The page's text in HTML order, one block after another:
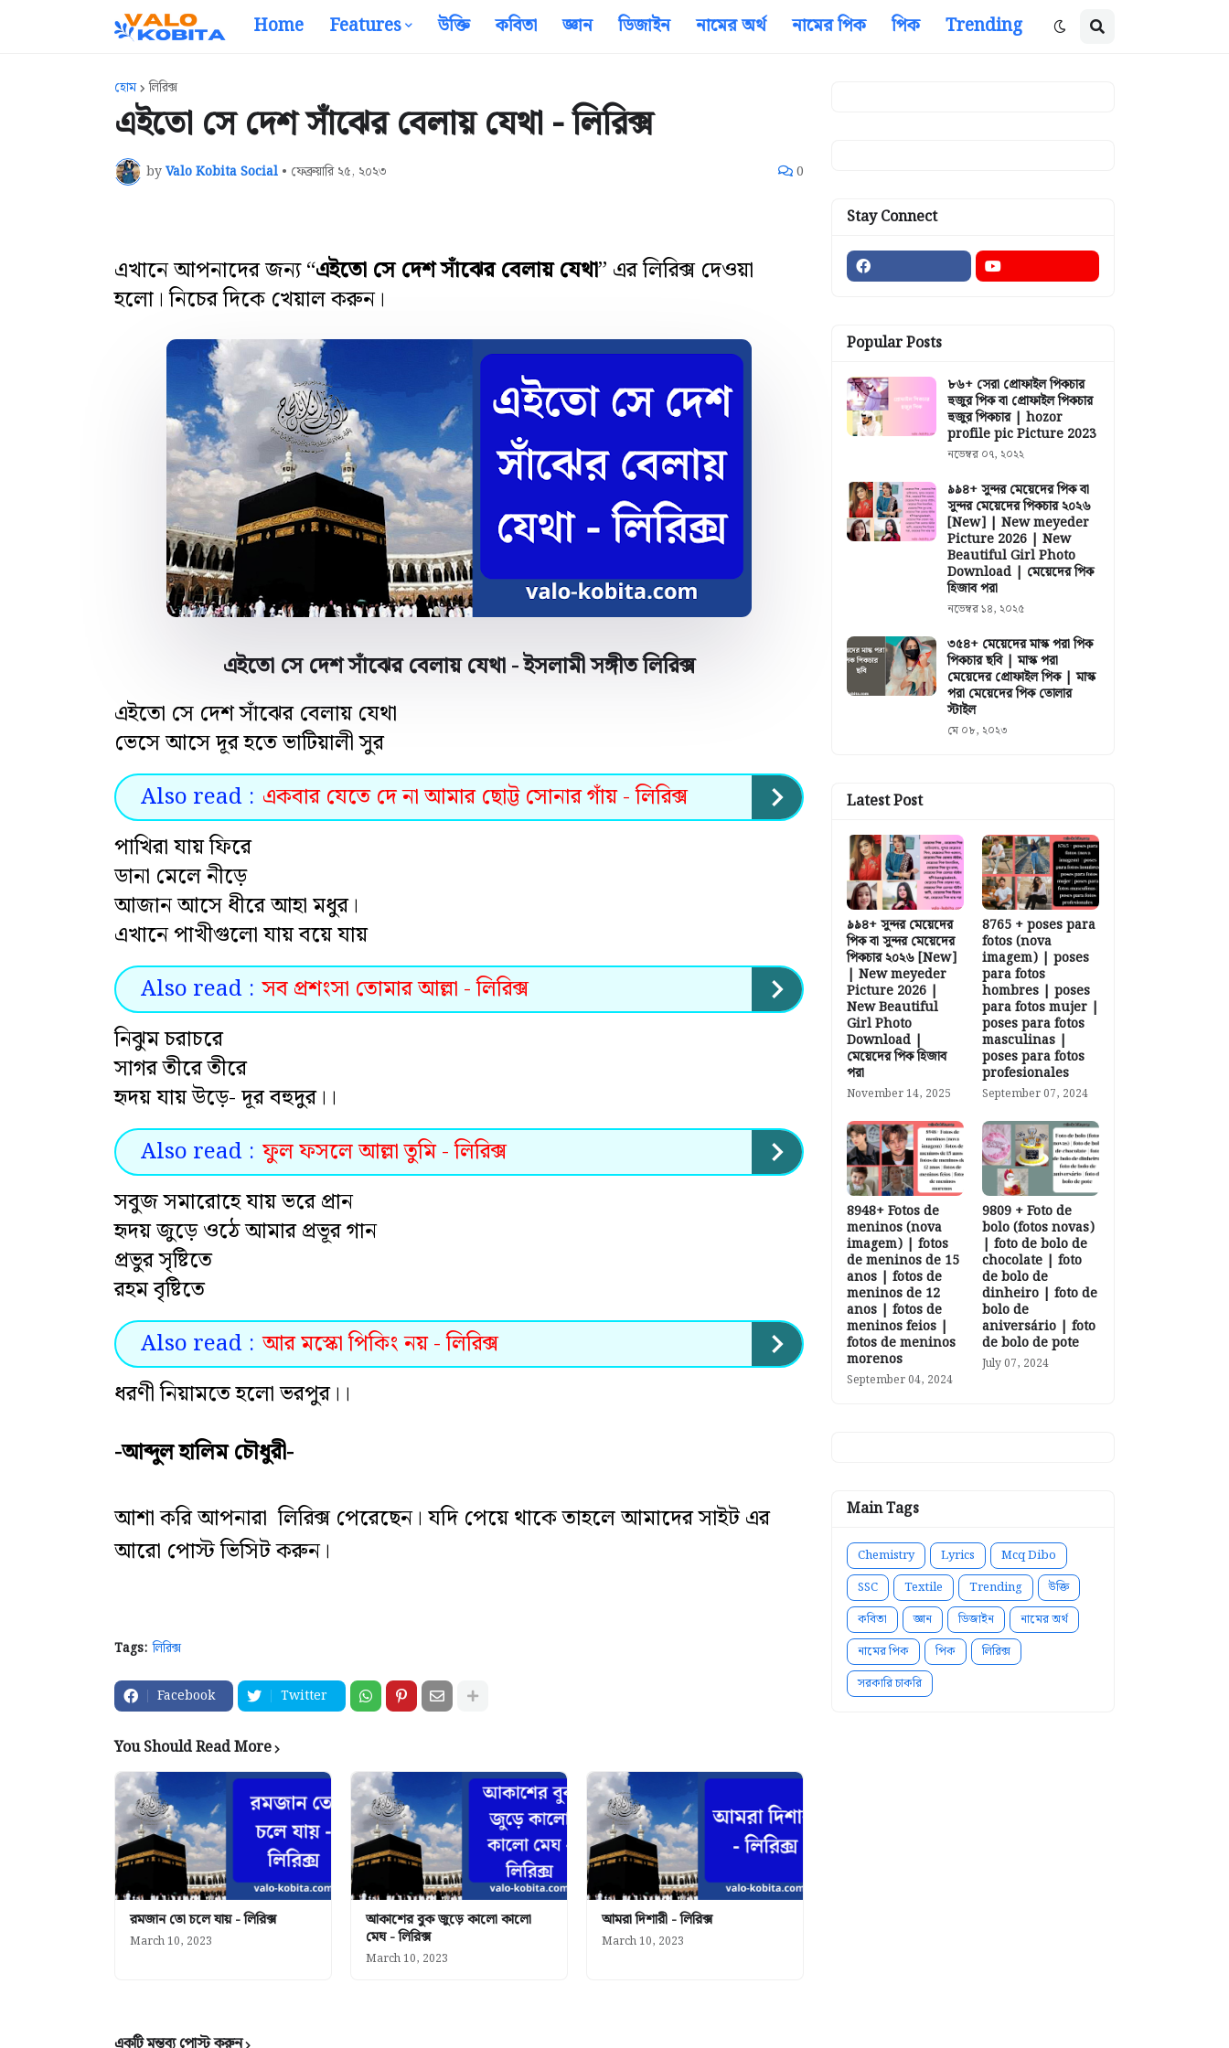
Home Features উক্তি কবিতা জ্ঞান ডিজাইন নামের অর্থ নামের পিক পিক Trending
হোম লিরিক্স
এইতো সে দেশ সাঁঝের বেলায় যেথা - লিরিক্স
byValo Kobita Social • ফেব্রুয়ারি ২৫, ২০২৩ 0
এখানে আপনাদের জন্য “এইতো সে দেশ সাঁঝের বেলায় যেথা” এর লিরিক্স দেওয়া
হলো। নিচের দিকে খেয়াল করুন।
এইতো সে দেশ সাঁঝের বেলায় যেথা - ইসলামী সঙ্গীত লিরিক্স
এইতো সে দেশ সাঁঝের বেলায় যেথা
ভেসে আসে দূর হতে ভাটিয়ালী সুর
Also read : একবার যেতে দে না আমার ছোট্ট সোনার গাঁয় - লিরিক্স
পাখিরা যায় ফিরে
ডানা মেলে নীড়ে
আজান আসে ধীরে আহা মধুর।
এখানে পাখীগুলো যায় বয়ে যায়
Also read : সব প্রশংসা তোমার আল্লা - লিরিক্স
নিঝুম চরাচরে
সাগর তীরে তীরে
হৃদয় যায় উড়ে- দূর বহুদুর।।
Also read : ফুল ফসলে আল্লা তুমি - লিরিক্স
সবুজ সমারোহে যায় ভরে প্রান
হৃদয় জুড়ে ওঠে আমার প্রভূর গান
প্রভুর সৃষ্টিতে
রহম বৃষ্টিতে
Also read : আর মস্কো পিকিং নয় - লিরিক্স
ধরণী নিয়ামতে হলো ভরপুর।।
-আব্দুল হালিম চৌধুরী-
আশা করি আপনারা লিরিক্স পেরেছেন। যদি পেয়ে থাকে তাহলে আমাদের সাইট এর
আরো পোস্ট ভিসিট করুন।
Tags: লিরিক্স
Facebook Twitter
You Should Read More
রমজান তো চলে যায় - লিরিক্স
March 10, 2023
আকাশের বুক জুড়ে কালো কালো
মেঘ - লিরিক্স
March 10, 2023
আমরা দিশারী - লিরিক্স
March 10, 2023
Stay Connect
Popular Posts
৮৬+ সেরা প্রোফাইল পিকচার
হুজুর পিক বা প্রোফাইল পিকচার
হুজুর পিকচার | hozor
profile pic Picture 2023
নভেম্বর ০৭, ২০২২
৯৯৪+ সুন্দর মেয়েদের পিক বা
সুন্দর মেয়েদের পিকচার ২০২৬
[New] | New meyeder
Picture 2026 | New
Beautiful Girl Photo
Download | মেয়েদের পিক
হিজাব পরা
নভেম্বর ১৪, ২০২৫
৩৫৪+ মেয়েদের মাস্ক পরা পিক
পিকচার ছবি | মাস্ক পরা
মেয়েদের প্রোফাইল পিক | মাস্ক
পরা মেয়েদের পিক তোলার
স্টাইল
মে ০৮, ২০২৩
Latest Post
৯৯৪+ সুন্দর মেয়েদের
পিক বা সুন্দর মেয়েদের
পিকচার ২০২৬ [New]
| New meyeder
Picture 2026 |
New Beautiful
Girl Photo
Download |
মেয়েদের পিক হিজাব
পরা
November 14, 2025
8765 + poses para
fotos (nova
imagem) | poses
para fotos
hombres | poses
para fotos mujer |
poses para fotos
masculinas |
poses para fotos
profesionales
September 07, 2024
8948+ Fotos de
meninos (nova
imagem) | fotos
de meninos de 15
anos | fotos de
meninos de 12
anos | fotos de
meninos feios |
fotos de meninos
morenos
September 04, 2024
9809 + Foto de
bolo (fotos novas)
| foto de bolo de
chocolate | foto
de bolo de
dinheiro | foto de
bolo de
aniversário | foto
de bolo de pote
July 07, 2024
Main Tags
Chemistry Lyrics
Mcq Dibo
SSC
Textile Trending
উক্তি
কবিতা
জ্ঞান ডিজাইন
নামের অর্থ
নামের পিক
পিক
লিরিক্স
সরকারি চাকরি